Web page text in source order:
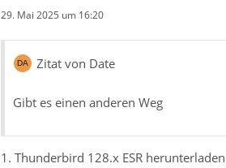
29. Mai 2025 um 16:20
Zitat von Date
Gibt es einen anderen Weg
1. Thunderbird 128.x ESR